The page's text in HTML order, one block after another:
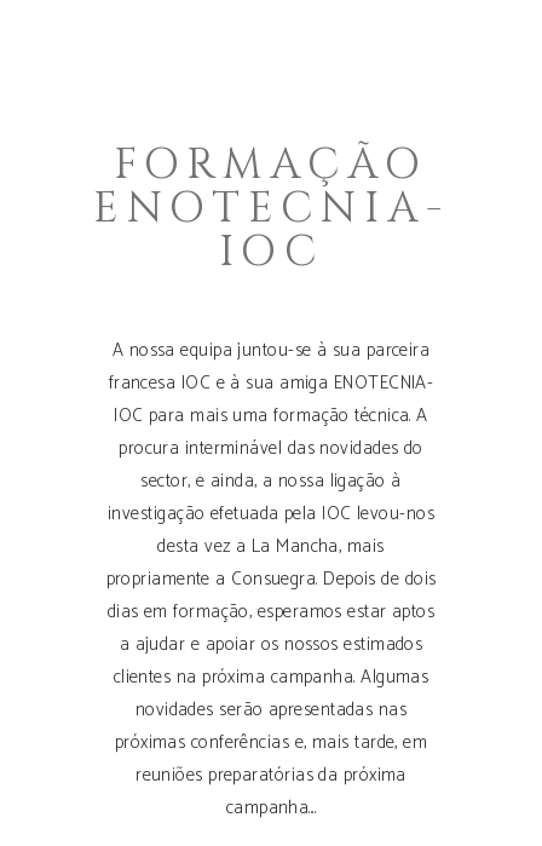
FORMAÇÃO
ENOTECNIA-
IOC
A nossa equipa juntou-se à sua parceira
francesa IOC e à sua amiga ENOTECNIA-
IOC para mais uma formação técnica. A
procura interminável das novidades do
sector, e ainda, a nossa ligação à
investigação efetuada pela IOC levou-nos
desta vez a La Mancha, mais
propriamente a Consuegra. Depois de dois
dias em formação, esperamos estar aptos
a ajudar e apoiar os nossos estimados
clientes na próxima campanha. Algumas
novidades serão apresentadas nas
próximas conferências e, mais tarde, em
reuniões preparatórias da próxima
campanha.